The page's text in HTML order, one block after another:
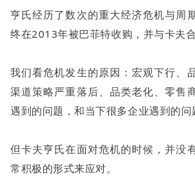
亨氏经历了数次的重大经济危机与周
终在2013年被巴菲特收购，并与卡夫合
我们看危机发生的原因：宏观下行、
渠道策略严重落后、品类老化、零售
遇到的问题，和当下很多企业遇到的问
但卡夫亨氏在面对危机的时候，并没
常积极的形式来应对。